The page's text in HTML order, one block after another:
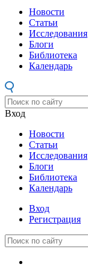
Новости
Статьи
Исследования
Блоги
Библиотека
Календарь
Вход
Новости
Статьи
Исследования
Блоги
Библиотека
Календарь
Вход
Регистрация